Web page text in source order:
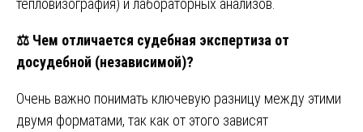
тепловизография) и лабораторных анализов.
⚖️ Чем отличается судебная экспертиза от
досудебной (независимой)?
Очень важно понимать ключевую разницу между этими
двумя форматами, так как от этого зависят